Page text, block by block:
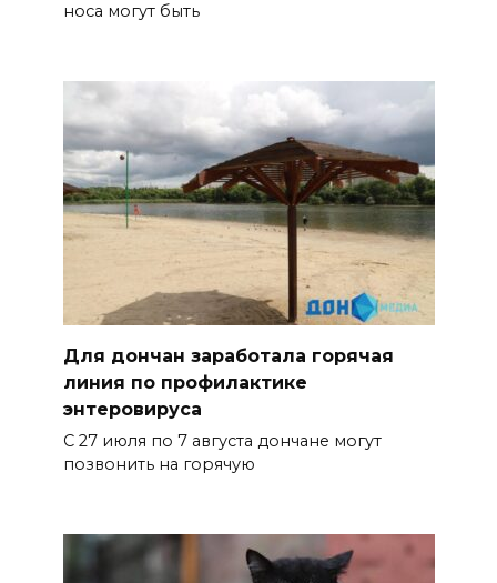
носа могут быть
Для дончан заработала горячая
линия по профилактике
энтеровируса
С 27 июля по 7 августа дончане могут
позвонить на горячую